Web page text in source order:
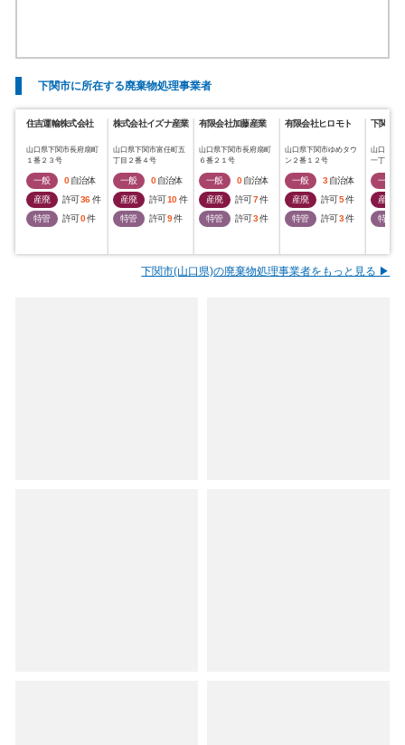
下関市に所在する廃棄物処理事業者
住吉運輸株式会社
山口県下関市長府扇町
１番２３号
一般 0 自治体
産廃
許可36 件
特管
許可0件
株式会社イズナ産業
山口県下関市富任町五
丁目２番４号
一般 0 自治体
産廃
許可10 件
特管
許可9件
有限会社加藤産業
山口県下関市長府扇町
６番２１号
一般 0 自治体
産廃
許可7件
特管
許可3件
有限会社ヒロモト
山口県下関市ゆめタウ
ン２番１２号
一般 3 自治体
産廃
許可5件
特管
許可3件
下関メ
山口県下
一丁目４
一般
産廃
特管
下関市(山口県)の廃棄物処理事業者をもっと見る ▶